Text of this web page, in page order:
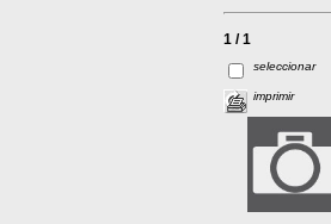
1 / 1
seleccionar
imprimir